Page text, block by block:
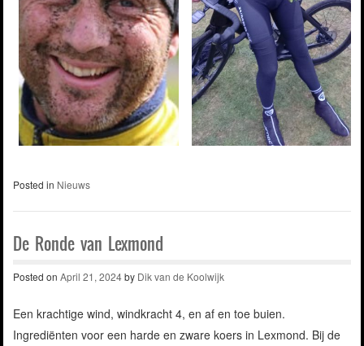
Posted in Nieuws
De Ronde van Lexmond
Posted on April 21, 2024by Dik van de Koolwijk
Een krachtige wind, windkracht 4, en af en toe buien.
Ingrediënten voor een harde en zware koers in Lexmond. Bij de